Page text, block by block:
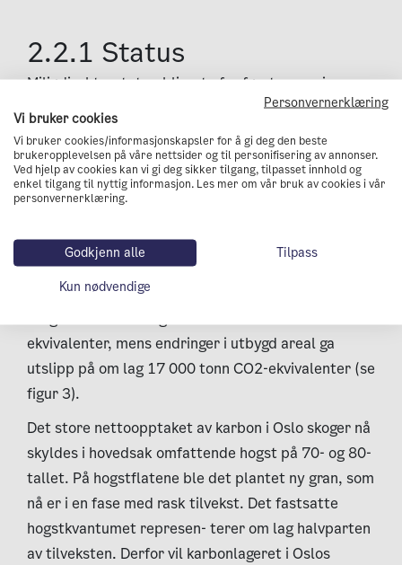
2.2.1 Status
Miljødirektoratet publiserte for første gang i mars
2019 et kommunefordelt utslippsregnskap som
viser utslipp og opptak av klimagasser i sektoren
skog og andre landarealer. Dette er en foreløpig
versjon, som inneholder usikkerheter.
og 2015. Statistikken viser at opptaket av
klimagasser fra skog og andre arealer i Oslo i 2015
var større enn utslippet. Nettopptaket av karbon i
ekvivalenter, mens endringer i utbygd areal ga
utslipp på om lag 17 000 tonn CO2-ekvivalenter (se
figur 3).
Det store nettoopptaket av karbon i Oslo skoger nå
skyldes i hovedsak omfattende hogst på 70- og 80-
tallet. På hogstflatene ble det plantet ny gran, som
nå er i en fase med rask tilvekst. Det fastsatte
hogstkvantumet represen- terer om lag halvparten
av tilveksten. Derfor vil karbonlageret i Oslos
Personvernerklæring
Vi bruker cookies
Vi bruker cookies/informasjonskapsler for å gi deg den beste
brukeropplevelsen på våre nettsider og til personifisering av annonser.
Ved hjelp av cookies kan vi gi deg sikker tilgang, tilpasset innhold og
enkel tilgang til nyttig informasjon. Les mer om vår bruk av cookies i vår
personvernerklæring.
Godkjenn alle
Tilpass
Kun nødvendige